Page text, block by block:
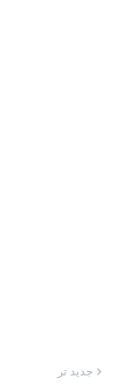
جدید تر